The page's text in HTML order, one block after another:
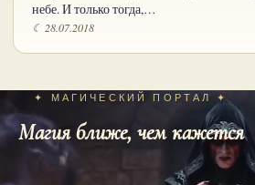
небе. И только тогда,…
☾ 28.07.2018
✦ МАГИЧЕСКИЙ ПОРТАЛ ✦
Магия ближе, чем кажется